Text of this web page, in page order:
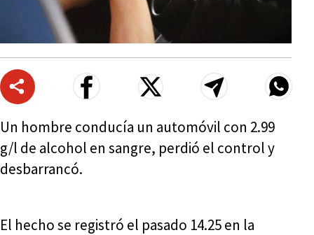
Un hombre conducía un automóvil con 2.99
g/l de alcohol en sangre, perdió el control y
desbarrancó.
El hecho se registró el pasado 14.25 en la